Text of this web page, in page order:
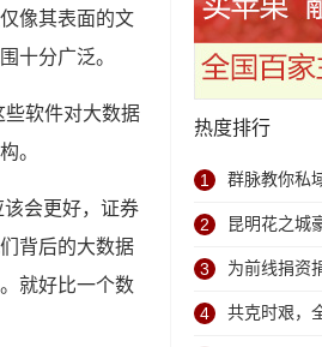
像其表面的文
十分广泛。
些软件对大数据
。
会更好，证券
背后的大数据
就好比一个数
热度排行
1 群脉教你私
招，笑傲江
2 昆明花之城
品“新”升级
3 为前线捐资
4 共克时艰，